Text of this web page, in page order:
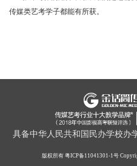
传媒类艺考学子都能有所获。
具备中华人民共和国民办学校办
版权所有 粤ICP备11041301-1号